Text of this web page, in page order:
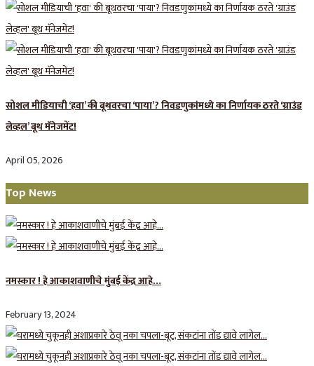
सोशल मीडियाची ‘हवा’ की बूथवरचा ‘पाया’? निवडणुकांमध्ये का निर्णायक ठरते ‘ग्राउंड
लेव्हल’ बूथ मॅनेजमेंट!
April 05, 2026
Top News
नमस्कार ! हे आकाशवाणीचे मुंबई केंद्र आहे…
February 13, 2024